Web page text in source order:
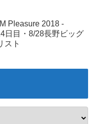
Pleasure 2018 -
日目・8/28長野ビッグ
スト